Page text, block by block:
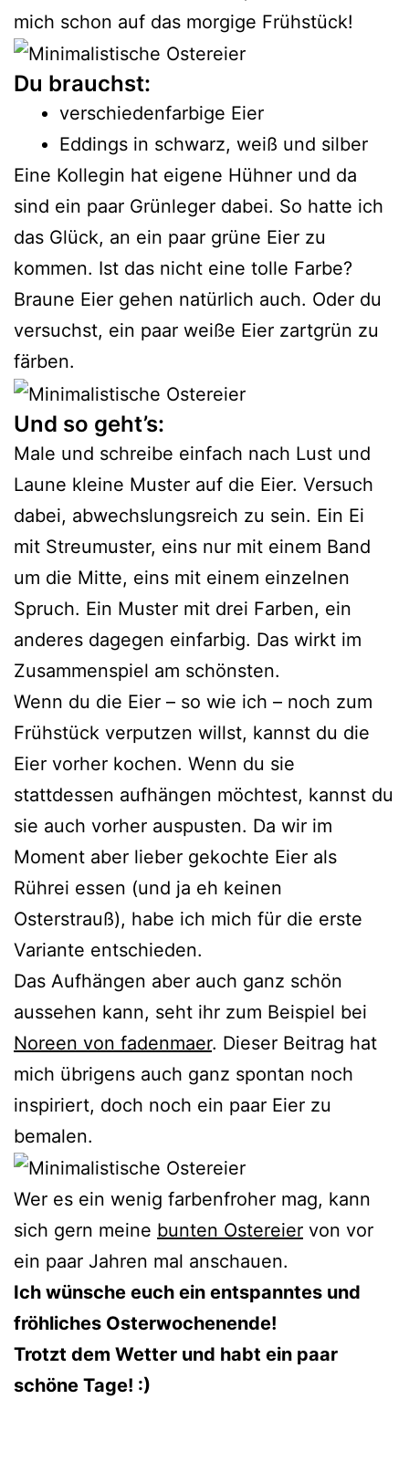
mich schon auf das morgige Frühstück!
Du brauchst:
verschiedenfarbige Eier
Eddings in schwarz, weiß und silber
Eine Kollegin hat eigene Hühner und da
sind ein paar Grünleger dabei. So hatte ich
das Glück, an ein paar grüne Eier zu
kommen. Ist das nicht eine tolle Farbe?
Braune Eier gehen natürlich auch. Oder du
versuchst, ein paar weiße Eier zartgrün zu
färben.
Und so geht’s:
Male und schreibe einfach nach Lust und
Laune kleine Muster auf die Eier. Versuch
dabei, abwechslungsreich zu sein. Ein Ei
mit Streumuster, eins nur mit einem Band
um die Mitte, eins mit einem einzelnen
Spruch. Ein Muster mit drei Farben, ein
anderes dagegen einfarbig. Das wirkt im
Zusammenspiel am schönsten.
Wenn du die Eier – so wie ich – noch zum
Frühstück verputzen willst, kannst du die
Eier vorher kochen. Wenn du sie
stattdessen aufhängen möchtest, kannst du
sie auch vorher auspusten. Da wir im
Moment aber lieber gekochte Eier als
Rührei essen (und ja eh keinen
Osterstrauß), habe ich mich für die erste
Variante entschieden.
Das Aufhängen aber auch ganz schön
aussehen kann, seht ihr zum Beispiel bei
Noreen von fadenmaer. Dieser Beitrag hat
mich übrigens auch ganz spontan noch
inspiriert, doch noch ein paar Eier zu
bemalen.
Wer es ein wenig farbenfroher mag, kann
sich gern meine bunten Ostereier von vor
ein paar Jahren mal anschauen.
Ich wünsche euch ein entspanntes und
fröhliches Osterwochenende!
Trotzt dem Wetter und habt ein paar
schöne Tage! :)